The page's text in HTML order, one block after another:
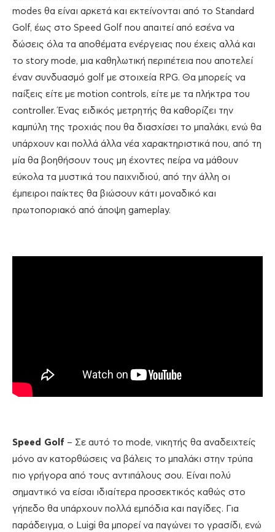
modes θα είναι αρκετά και εκτείνονται από το Standard
Golf, έως στο Speed Golf που απαιτεί από εσένα να
δώσεις όλα τα αποθέματα ενέργειας που έχεις αλλά και
το story mode, μια καθηλωτική περιπέτεια που αποτελεί
έναν συνδυασμό golf με στοιχεία RPG. Θα μπορείς να
παίξεις είτε με motion controls, είτε με τα πλήκτρα του
controller. Ένας ειδικός μετρητής θα καθορίζει την
καμπύλη της τροχιάς που θα διασχίσει το μπαλάκι, ενώ θα
υπάρχουν και πολλά άλλα νέα χαρακτηριστικά που, από τη
μία θα βοηθήσουν τους μη έχοντες πείρα να μάθουν
εύκολα τα μυστικά του παιχνιδιού, από την άλλη οι
έμπειροι παίκτες θα βιώσουν κάτι μοναδικό και
πρωτοποριακό από άποψη gameplay.
Speed Golf – Σε αυτό το mode, νικητής θα αναδειχτείς
μόνο αν κατορθώσεις να βάλεις το μπαλάκι στην τρύπα
πιο γρήγορα από τους αντιπάλους σου. Είναι πολύ
σημαντικό να είσαι ιδιαίτερα προσεκτικός καθώς στο
γήπεδο θα υπάρχουν πολλά εμπόδια και παγίδες. Για
παράδειγμα, ο Luigi θα μπορεί να παγώνει το γρασίδι, ενώ